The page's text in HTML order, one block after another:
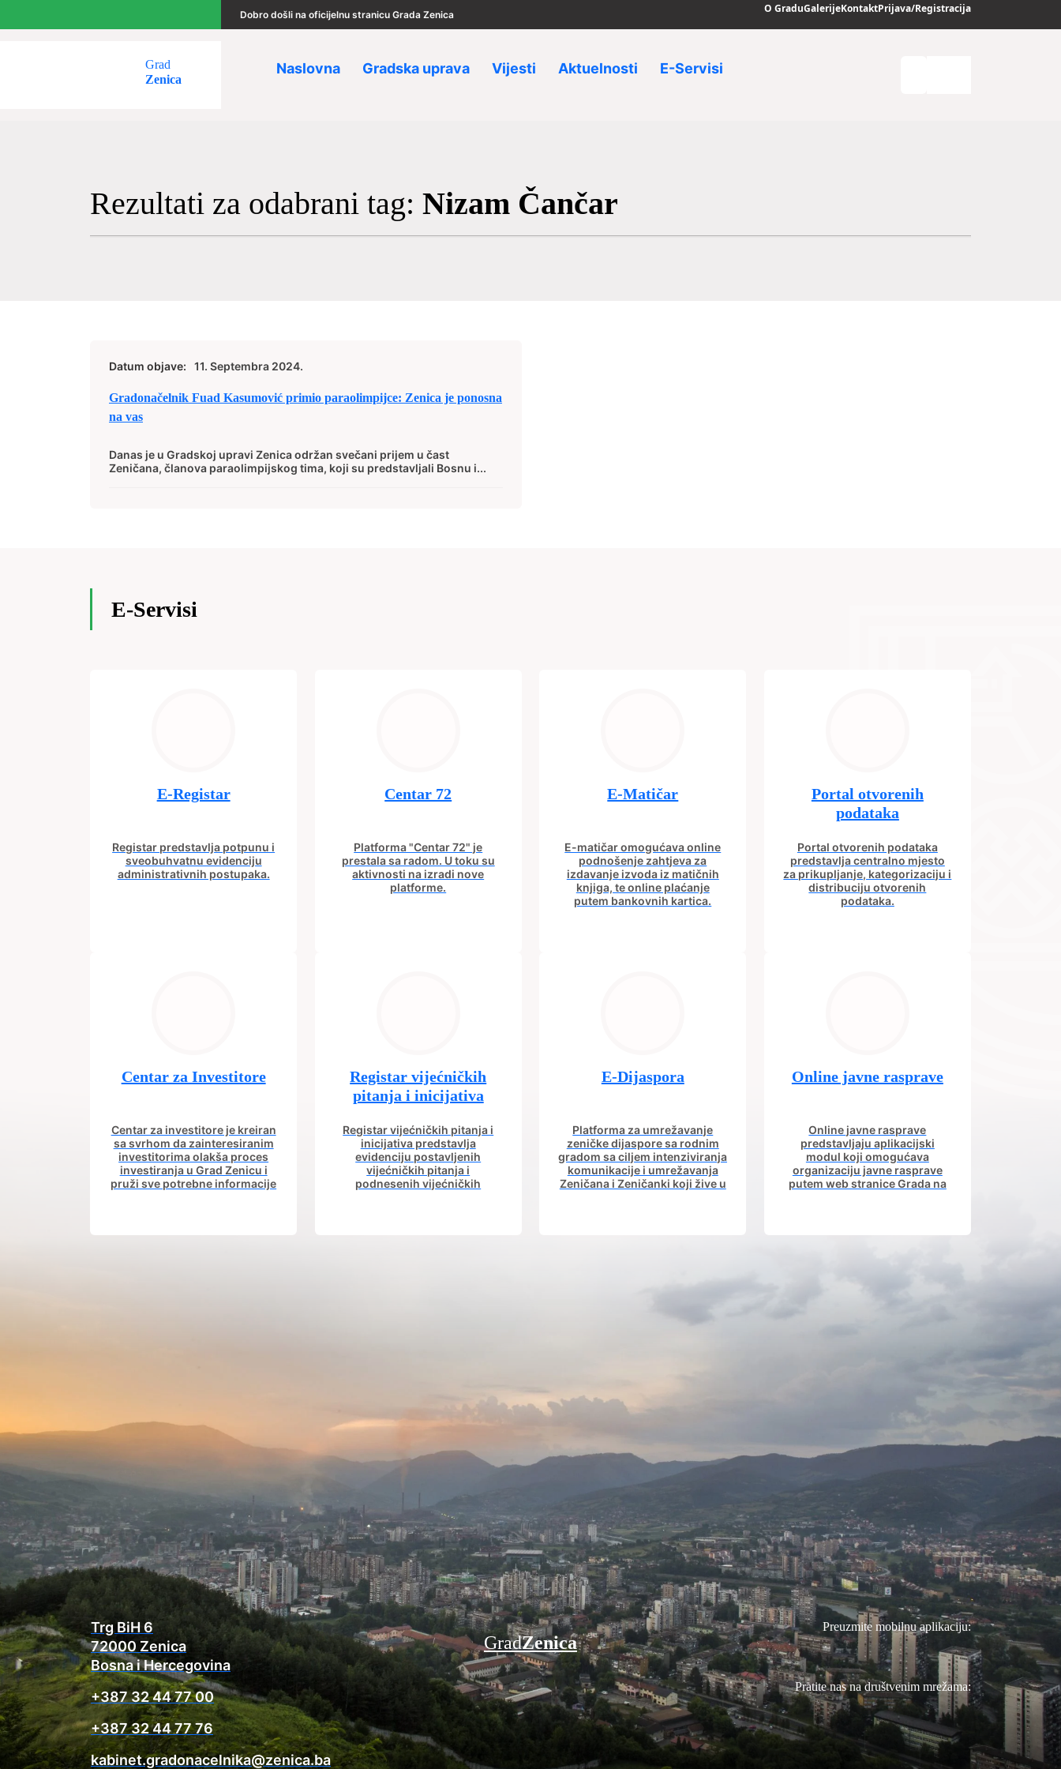
Dobro došli na oficijelnu stranicu Grada Zenica O GraduGalerijeKontaktPrijava/Registracija
Grad
Zenica
Naslovna Gradska uprava Vijesti Aktuelnosti E-Servisi
Rezultati za odabrani tag: Nizam Čančar
Datum objave: 11. Septembra 2024.
Gradonačelnik Fuad Kasumović primio paraolimpijce: Zenica je ponosna
na vas
Danas je u Gradskoj upravi Zenica održan svečani prijem u čast
Zeničana, članova paraolimpijskog tima, koji su predstavljali Bosnu i...
E-Servisi
E-Registar
Registar predstavlja potpunu i
sveobuhvatnu evidenciju
administrativnih postupaka.
Centar 72
Platforma "Centar 72" je
prestala sa radom. U toku su
aktivnosti na izradi nove
platforme.
E-Matičar
E-matičar omogućava online
podnošenje zahtjeva za
izdavanje izvoda iz matičnih
knjiga, te online plaćanje
putem bankovnih kartica.
Portal otvorenih
podataka
Portal otvorenih podataka
predstavlja centralno mjesto
za prikupljanje, kategorizaciju i
distribuciju otvorenih
podataka.
Centar za Investitore
Centar za investitore je kreiran
sa svrhom da zainteresiranim
investitorima olakša proces
investiranja u Grad Zenicu i
pruži sve potrebne informacije
Registar vijećničkih
pitanja i inicijativa
Registar vijećničkih pitanja i
inicijativa predstavlja
evidenciju postavljenih
vijećničkih pitanja i
podnesenih vijećničkih
E-Dijaspora
Platforma za umrežavanje
zeničke dijaspore sa rodnim
gradom sa ciljem intenziviranja
komunikacije i umrežavanja
Zeničana i Zeničanki koji žive u
Online javne rasprave
Online javne rasprave
predstavljaju aplikacijski
modul koji omogućava
organizaciju javne rasprave
putem web stranice Grada na
Trg BiH 6
72000 Zenica
Bosna i Hercegovina
+387 32 44 77 00
+387 32 44 77 76
kabinet.gradonacelnika@zenica.ba
GradZenica
Preuzmite mobilnu aplikaciju:
Pratite nas na društvenim mrežama: